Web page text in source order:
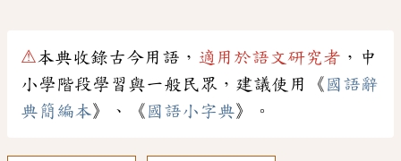
⚠本典收錄古今用語， 適用於語文研究者 ，中
小學階段學習與一般民眾，建議使用《 國語辭
典簡編本》、《 國語小字典》。